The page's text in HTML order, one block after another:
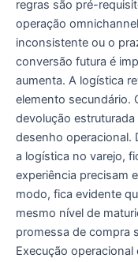
regras são pré-
operação
inconsistente ou o
conversão futura é
aumenta. A logística
elemento secundário.
devolução
desenho operacional.
a logística no varejo,
experiência precisam
modo, fica evidente
mesmo nível de
promessa de compra
Execução